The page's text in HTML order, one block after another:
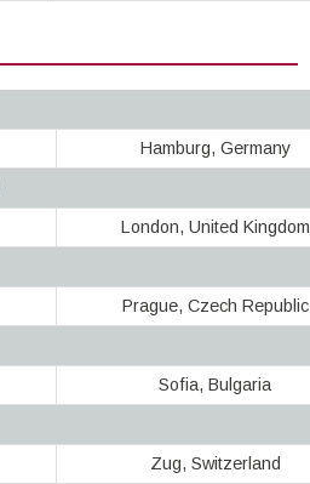
Hamburg, Germany
London, United Kingdom
Prague, Czech Republic
Sofia, Bulgaria
Zug, Switzerland